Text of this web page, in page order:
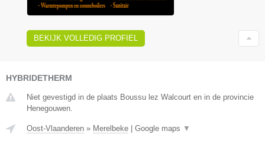
BEKIJK VOLLEDIG PROFIEL
HYBRIDETHERM
Niet gevestigd in de plaats Boussu lez Walcourt en in de provincie
Henegouwen.
Oost-Vlaanderen » Merelbeke | Google maps ▼